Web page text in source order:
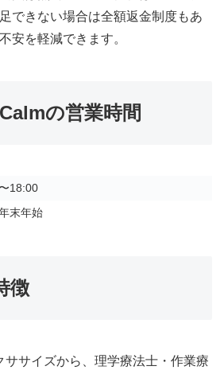
できない場合は全額返金制度もあ
安を軽減できます。
の営業時間
18:00
末年始
徴
ササイズから、理学療法士・作業療